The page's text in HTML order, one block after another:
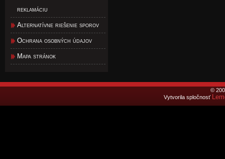
reklamáciu
Alternatívne riešenie sporov
Ochrana osobných údajov
Mapa stránok
©
Vytvorila spločnosť